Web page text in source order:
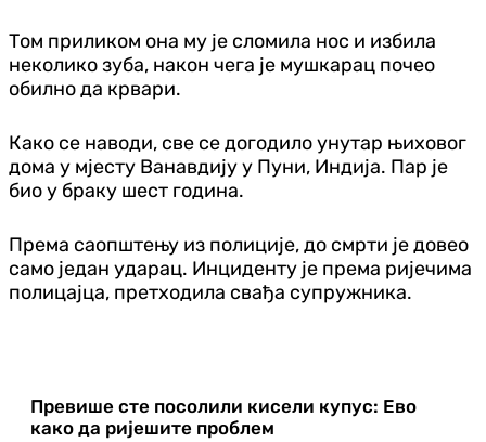
Том приликом она му је сломила нос и избила
неколико зуба, након чега је мушкарац почео
обилно да крвари.
Како се наводи, све се догодило унутар њиховог
дома у мјесту Ванавдију у Пуни, Индија. Пар је
био у браку шест година.
Према саопштењу из полиције, до смрти је довео
само један ударац. Инциденту је према ријечима
полицајца, претходила свађа супружника.
Превише сте посолили кисели купус: Ево
како да ријешите проблем